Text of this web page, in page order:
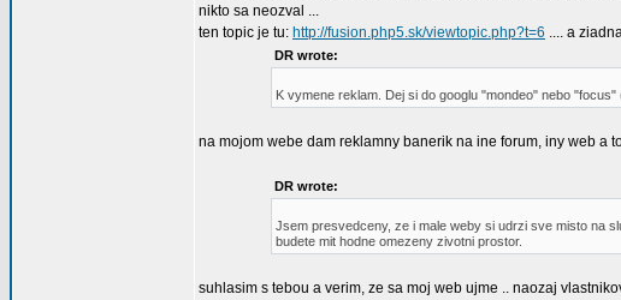
nikto sa neozval ...
ten topic je tu: http://fusion.php5.sk/viewtopic.php?t=6 .... a
DR wrote:
K vymene reklam. Dej si do googlu "mondeo" nebo
na mojom webe dam reklamny banerik na ine forum, iny web a
DR wrote:
Jsem presvedceny, ze i male weby si udrzi sve misto na
budete mit hodne omezeny zivotni prostor.
suhlasim s tebou a verim, ze sa moj web ujme .. naozaj